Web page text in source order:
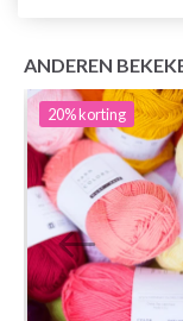
ANDEREN
20%korting